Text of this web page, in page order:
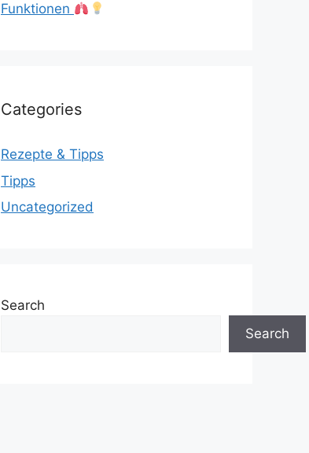
Funktionen
Categories
Rezepte & Tipps
Tipps
Uncategorized
Search
Search